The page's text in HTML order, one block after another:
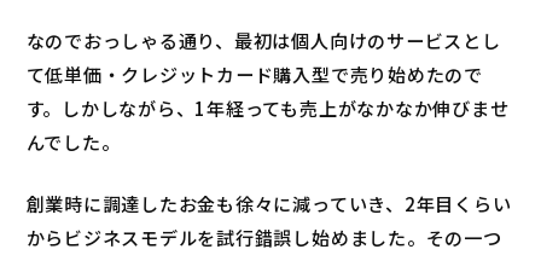
なのでおっしゃる通り、最初は個人向けのサービスとし
て低単価・クレジットカード購入型で売り始めたので
す。しかしながら、1年経っても売上がなかなか伸びませ
んでした。
創業時に調達したお金も徐々に減っていき、2年目くらい
からビジネスモデルを試行錯誤し始めました。その一つ